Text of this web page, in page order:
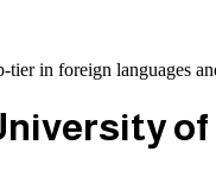
tier in foreign languages